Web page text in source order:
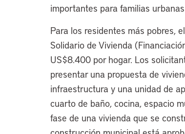
importantes para familias
Para los residentes más pobres,
Solidario de Vivienda
US$8.400 por hogar. Los
presentar una propuesta de
infraestructura y una unidad de
cuarto de baño, cocina, espacio
fase de una vivienda que se